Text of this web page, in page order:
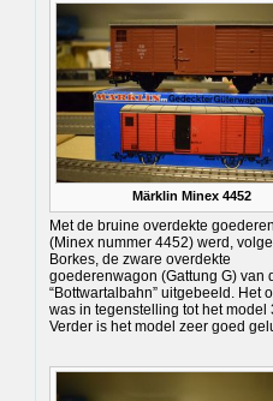
Märklin Minex 4452
Met de bruine overdekte
(Minex nummer 4452) werd,
Borkes, de zware overdekte
goederenwagon (Gattung G) van
“Bottwartalbahn” uitgebeeld. Het
was in tegenstelling tot het model
Verder is het model zeer goed